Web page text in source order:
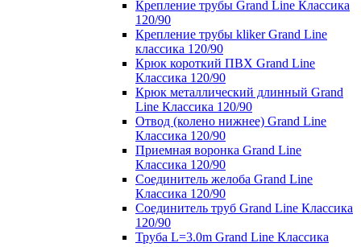
Крепление трубы Grand Line Классика
120/90
Крепление трубы kliker Grand Line
классика 120/90
Крюк короткий ПВХ Grand Line
Классика 120/90
Крюк металлический длинный Grand
Line Классика 120/90
Отвод (колено нижнее) Grand Line
Классика 120/90
Приемная воронка Grand Line
Классика 120/90
Соединитель желоба Grand Line
Классика 120/90
Соединитель труб Grand Line Классика
120/90
Труба L=3.0m Grand Line Классика